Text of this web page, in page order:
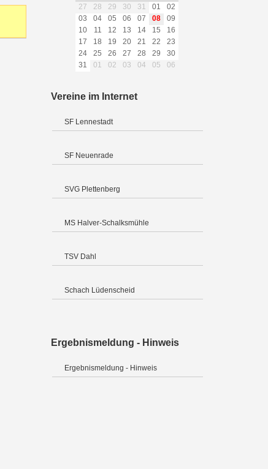
27
28 29 30 31 01
02
03
04 05 06 07 08
09
10
11 12 13 14 15
16
17
18 19 20 21 22
23
24
25 26 27 28 29
30
31
01 02 03 04 05 06
Vereine im Internet
SF Lennestadt
SF Neuenrade
SVG Plettenberg
MS Halver-Schalksmühle
TSV Dahl
Schach Lüdenscheid
Ergebnismeldung - Hinweis
Ergebnismeldung - Hinweis